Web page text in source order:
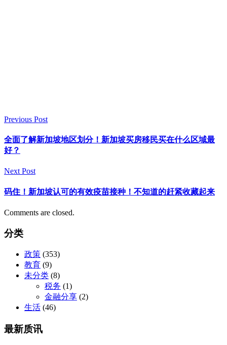
Previous Post
全面了解新加坡地区划分！新加坡买房移民买在什么区域最
好？
Next Post
码住！新加坡认可的有效疫苗接种！不知道的赶紧收藏起来
Comments are closed.
分类
政策 (353)
教育 (9)
未分类 (8)
税务 (1)
金融分享 (2)
生活 (46)
最新质讯